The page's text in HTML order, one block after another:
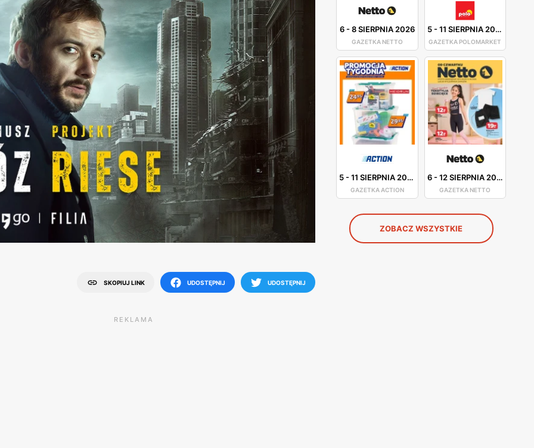
SKOPIUJ LINK UDOSTĘPNIJ UDOSTĘPNIJ
6-8 SIERPNIA 2026
GAZETKA NETTO
5-11 SIERPNIA 2026
GAZETKA POLOMARKET
5-11 SIERPNIA 2026
GAZETKA ACTION
6-12 SIERPNIA 2026
GAZETKA NETTO
ZOBACZ WSZYSTKIE
REKLAMA